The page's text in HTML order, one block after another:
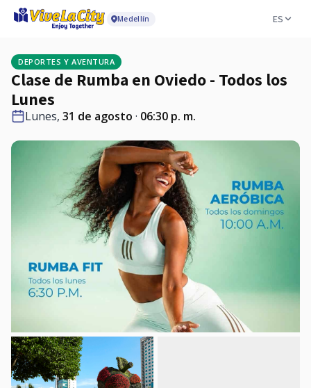
Medellín ES
DEPORTES Y AVENTURA
Clase de Rumba en Oviedo - Todos los
Lunes
Lunes, 31 de agosto · 06:30 p. m.